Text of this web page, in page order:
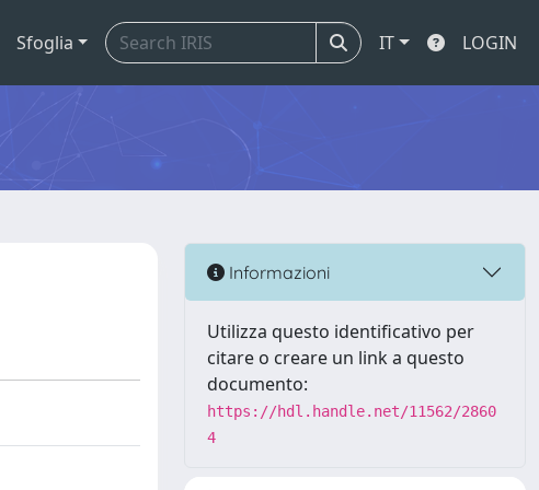
Sfoglia IT LOGIN
Informazioni
Utilizza questo identificativo per
citare o creare un link a questo
documento:
https://hdl.handle.net/11562/2860
4